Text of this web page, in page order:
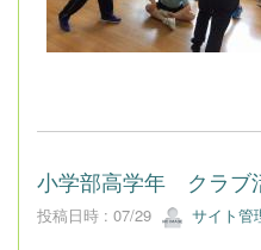
小学部高学年 クラ
投稿日時 : 07/29 サイト管